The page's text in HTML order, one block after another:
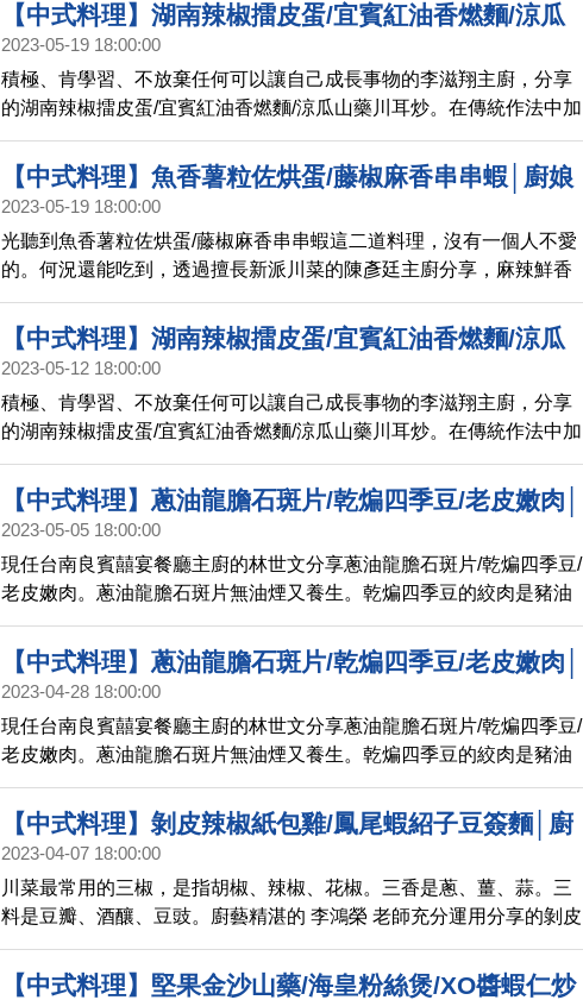
【中式料理】湖南辣椒擂皮蛋/宜賓紅油香燃麵/涼瓜
山藥川耳炒│廚娘香Q秀(735)
2023-05-19 18:00:00
積極、肯學習、不放棄任何可以讓自己成長事物的李滋翔主廚，分享
的湖南辣椒擂皮蛋/宜賓紅油香燃麵/涼瓜山藥川耳炒。在傳統作法中加
入新創意，道道更是色香味俱全！
【中式料理】魚香薯粒佐烘蛋/藤椒麻香串串蝦│廚娘
香Q秀(736)預告
2023-05-19 18:00:00
光聽到魚香薯粒佐烘蛋/藤椒麻香串串蝦這二道料理，沒有一個人不愛
的。何況還能吃到，透過擅長新派川菜的陳彥廷主廚分享，麻辣鮮香
味道好極了！
【中式料理】湖南辣椒擂皮蛋/宜賓紅油香燃麵/涼瓜
山藥川耳炒│廚娘香Q秀(735)預告
2023-05-12 18:00:00
積極、肯學習、不放棄任何可以讓自己成長事物的李滋翔主廚，分享
的湖南辣椒擂皮蛋/宜賓紅油香燃麵/涼瓜山藥川耳炒。在傳統作法中加
入新創意，道道更是色香味俱全！
【中式料理】蔥油龍膽石斑片/乾煸四季豆/老皮嫩肉│
廚娘香Q秀(733)
2023-05-05 18:00:00
現任台南良賓囍宴餐廳主廚的林世文分享蔥油龍膽石斑片/乾煸四季豆/
老皮嫩肉。蔥油龍膽石斑片無油煙又養生。乾煸四季豆的絞肉是豬油
豬肉3:7比例。老皮嫩肉加白醋嗆鍋氣。
【中式料理】蔥油龍膽石斑片/乾煸四季豆/老皮嫩肉│
廚娘香Q秀(733)預告
2023-04-28 18:00:00
現任台南良賓囍宴餐廳主廚的林世文分享蔥油龍膽石斑片/乾煸四季豆/
老皮嫩肉。蔥油龍膽石斑片無油煙又養生。乾煸四季豆的絞肉是豬油
豬肉3:7比例。老皮嫩肉加白醋嗆鍋氣。
【中式料理】剝皮辣椒紙包雞/鳳尾蝦紹子豆簽麵│廚
娘香Q秀(729)
2023-04-07 18:00:00
川菜最常用的三椒，是指胡椒、辣椒、花椒。三香是蔥、薑、蒜。三
料是豆瓣、酒釀、豆豉。廚藝精湛的 李鴻榮 老師充分運用分享的剝皮
辣椒紙包雞/鳳尾蝦紹子豆簽麵，美味吮指！
【中式料理】堅果金沙山藥/海皇粉絲煲/XO醬蝦仁炒